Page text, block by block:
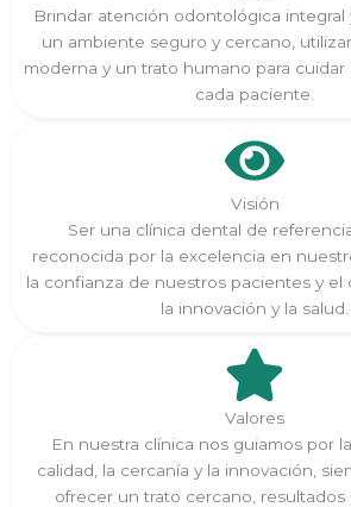
Brindar atención odontológica integral
un ambiente seguro y cercano,
moderna y un trato humano para cuidar
cada paciente.
Visión
Ser una clínica dental de
reconocida por la excelencia en
la confianza de nuestros pacientes y el
la innovación y la salud.
Valores
En nuestra clínica nos guiamos por
calidad, la cercanía y la innovación,
ofrecer un trato cercano, resultados